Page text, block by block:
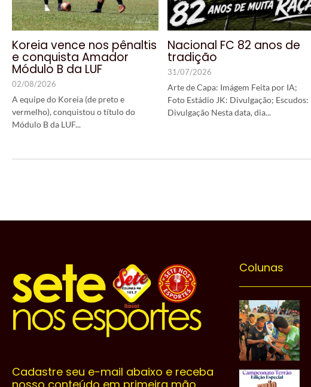
Koreia vence nos pênaltis
e conquista Amador
Módulo B da LUF
02/08/2026
A equipe do Koreia (de preto e
vermelho), conquistou o título do
Módulo B da LUF...
Nacional FC 82 anos de
tradição
31/07/2026
Arte de Capa: Imágem Feita por IA;
Foto Estádio JK: Divulgação; Escudos:
Divulgação Nesta data, dia...
Cadastre seu e-mail abaixo e receba
Colunas